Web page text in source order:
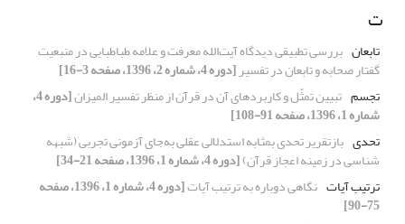
ت
تابعان بررسی تطبیقی دیدگاه آیت‌الله معرفت و علامه طباطبایی در منبعیت
گفتار صحابه و تابعان در تفسیر[دوره 4، شماره 2، 1396، صفحه 3-16]
تجسم تبیین تمثّل و کاربردهای آن در قرآن از منظر تفسیر المیزان [دوره 4،
شماره 1، 1396، صفحه 91-108]
تحدی بازتقریر تحدی بمثابه استدلالی عقلی به‌جای آزمونی تجربی (شبهه
شناسی در زمینه اعجاز قرآن)[دوره 4، شماره 1، 1396، صفحه 21-34]
ترتیب آیات نگاهی دوباره به ترتیب آیات [دوره 4، شماره 1، 1396، صفحه
75-90]